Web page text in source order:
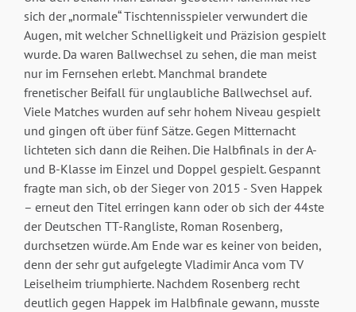
sich der „normale“ Tischtennisspieler verwundert die
Augen, mit welcher Schnelligkeit und Präzision gespielt
wurde. Da waren Ballwechsel zu sehen, die man meist
nur im Fernsehen erlebt. Manchmal brandete
frenetischer Beifall für unglaubliche Ballwechsel auf.
Viele Matches wurden auf sehr hohem Niveau gespielt
und gingen oft über fünf Sätze. Gegen Mitternacht
lichteten sich dann die Reihen. Die Halbfinals in der A-
und B-Klasse im Einzel und Doppel gespielt. Gespannt
fragte man sich, ob der Sieger von 2015 - Sven Happek
– erneut den Titel erringen kann oder ob sich der 44ste
der Deutschen TT-Rangliste, Roman Rosenberg,
durchsetzen würde. Am Ende war es keiner von beiden,
denn der sehr gut aufgelegte Vladimir Anca vom TV
Leiselheim triumphierte. Nachdem Rosenberg recht
deutlich gegen Happek im Halbfinale gewann, musste